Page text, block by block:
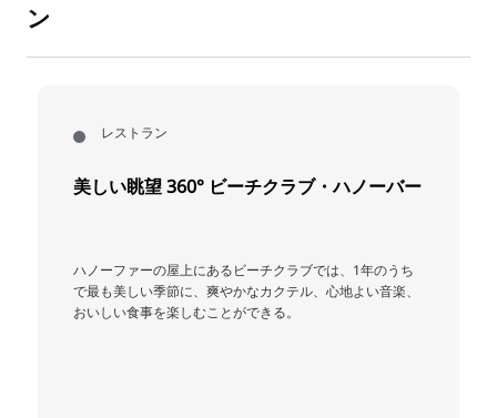
ン
レストラン
美しい眺望 360° ビーチクラブ・ハノーバー
ハノーファーの屋上にあるビーチクラブでは、1年のうち
で最も美しい季節に、爽やかなカクテル、心地よい音楽、
おいしい食事を楽しむことができる。